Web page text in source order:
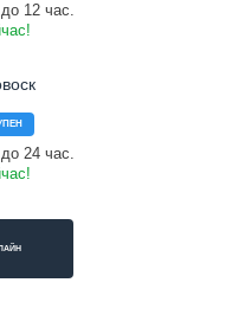
12 час.
24 час.